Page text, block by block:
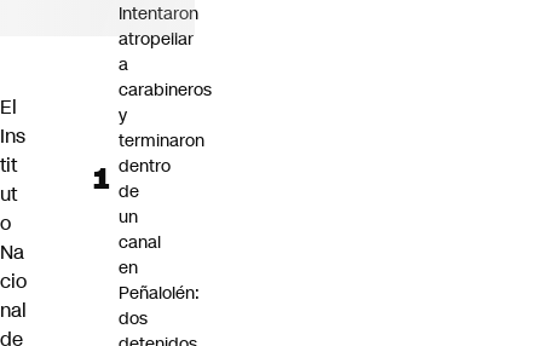
El
Ins
tit
ut
o
Na
cio
nal
de
Intentaron
atropellar
a
carabineros
y
terminaron
dentro
de
un
canal
en
Peñalolén:
dos